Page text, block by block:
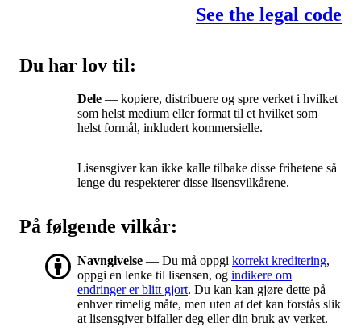
See the legal code
Du har lov til:
Dele — kopiere, distribuere og spre verket i hvilket
som helst medium eller format til et hvilket som
helst formål, inkludert kommersielle.
Lisensgiver kan ikke kalle tilbake disse frihetene så
lenge du respekterer disse lisensvilkårene.
På følgende vilkår:
Navngivelse — Du må oppgi korrekt kreditering,
oppgi en lenke til lisensen, og indikere om
endringer er blitt gjort. Du kan kan gjøre dette på
enhver rimelig måte, men uten at det kan forstås slik
at lisensgiver bifaller deg eller din bruk av verket.